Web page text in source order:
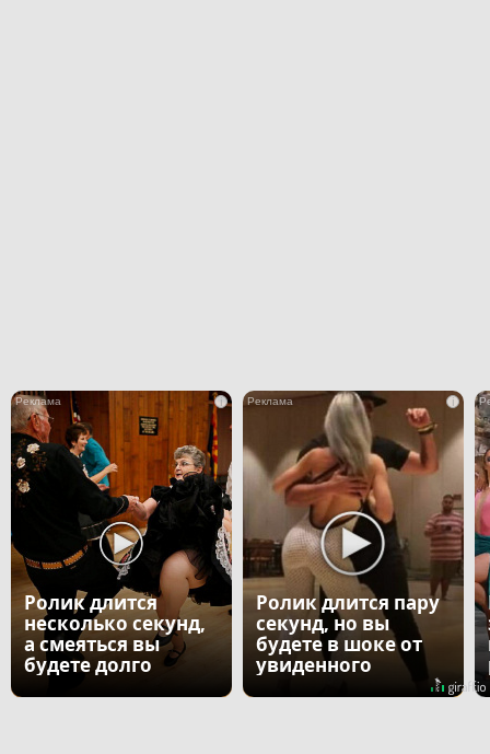
i
Ролик длится
несколько секунд,
а смеяться вы
будете долго
i
Ролик длится пару
секунд, но вы
будете в шоке от
увиденного